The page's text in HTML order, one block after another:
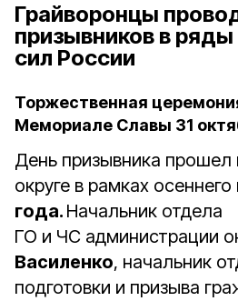
Грайворонцы
призывников в
сил России
Торжественная
Мемориале Славы 31
День призывника прошел
округе в рамках
года. Начальник отдела
ГО и ЧС администрации
Василенко, начальник
подготовки и призыва